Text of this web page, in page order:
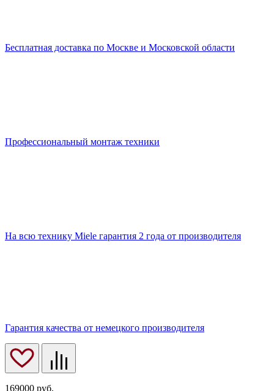
Бесплатная доставка по Москве и Московской области
Профессиональный монтаж техники
На всю технику Miele гарантия 2 года от производителя
Гарантия качества от немецкого производителя
169000 руб.